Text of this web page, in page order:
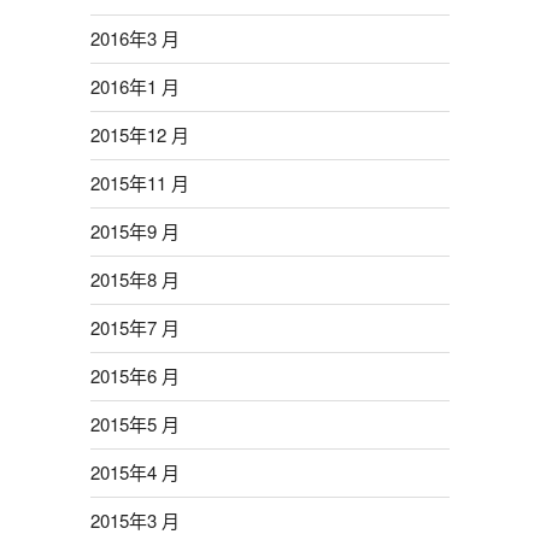
2016年3 月
2016年1 月
2015年12 月
2015年11 月
2015年9 月
2015年8 月
2015年7 月
2015年6 月
2015年5 月
2015年4 月
2015年3 月